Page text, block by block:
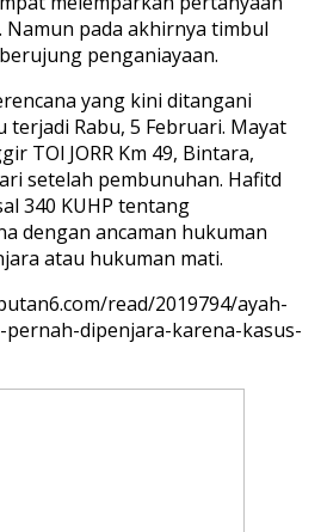
Namun pada akhirnya timbul
penganiayaan.
yang kini ditangani
terjadi Rabu, 5 Februari. Mayat
TOl JORR Km 49, Bintara,
setelah pembunuhan. Hafitd
340 KUHP tentang
dengan ancaman hukuman
atau hukuman mati.
read/2019794/ayah-
dipenjara-karena-kasus-